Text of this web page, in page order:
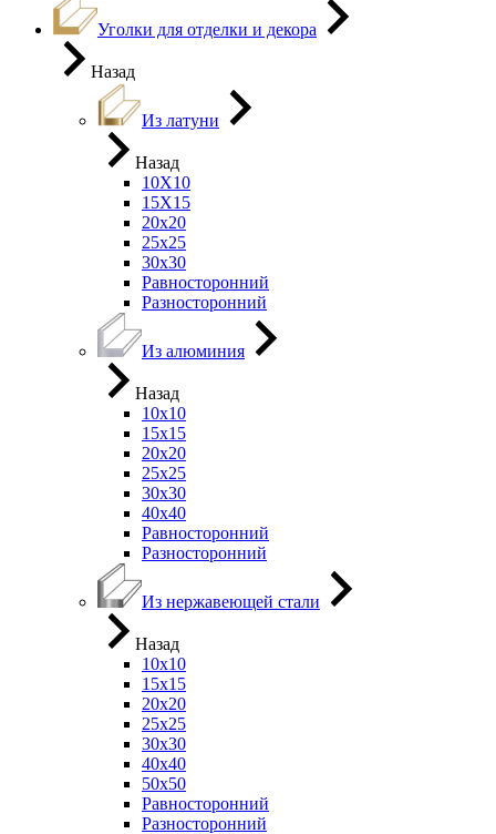
Уголки для отделки и декора
Назад
Из латуни
Назад
10Х10
15Х15
20х20
25х25
30х30
Равносторонний
Разносторонний
Из алюминия
Назад
10х10
15х15
20х20
25х25
30х30
40х40
Равносторонний
Разносторонний
Из нержавеющей стали
Назад
10х10
15х15
20х20
25х25
30х30
40х40
50х50
Равносторонний
Разносторонний